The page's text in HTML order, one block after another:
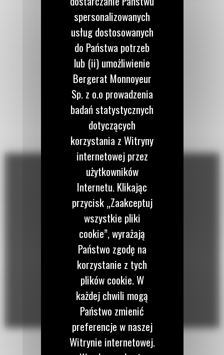
spersonalizowanych
usług dostosowanych
do Państwa potrzeb
lub (ii) umożliwienie
Bergerat Monnoyeur
Sp. z o.o prowadzenia
badań statystycznych
dotyczących
korzystania z Witryny
internetowej przez
użytkowników
Internetu. Klikając
przycisk „Zaakceptuj
wszystkie pliki
cookie”, wyrażają
Państwo zgodę na
korzystanie z tych
plików cookie. W
każdej chwili mogą
Państwo zmienić
preferencje w naszej
Witrynie internetowej.